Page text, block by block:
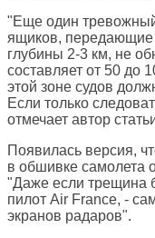
"Еще один
ящиков, передающие
глубины 2-3 км, не
составляет от 50 до
этой зоне судов
Если только
отмечает автор
Появилась версия,
в обшивке самолета
"Даже если трещина
пилот Air France, -
экранов радаров".